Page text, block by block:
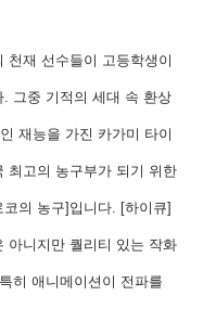
천재 선수들이 고등학생이
그중 기적의 세대 속 환상
재능을 가진 카가미 타이
최고의 농구부가 되기 위한
의 농구]입니다. [하이큐]
아니지만 퀄리티 있는 작화
히 애니메이션이 전파를